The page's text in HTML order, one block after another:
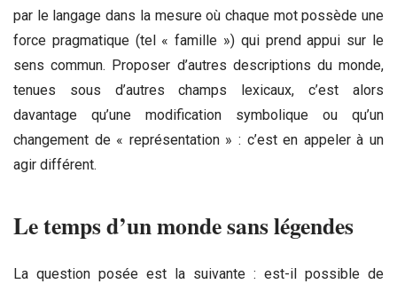
par le langage dans la mesure où chaque mot possède une
force pragmatique (tel « famille ») qui prend appui sur le
sens commun. Proposer d’autres descriptions du monde,
tenues sous d’autres champs lexicaux, c’est alors
davantage qu’une modification symbolique ou qu’un
changement de « représentation » : c’est en appeler à un
agir différent.
Le temps d’un monde sans légendes
La question posée est la suivante : est-il possible de